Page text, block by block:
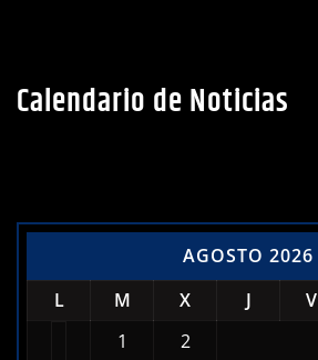
Calendario de Noticias
AGOSTO 2026
L
M X J V
1
2